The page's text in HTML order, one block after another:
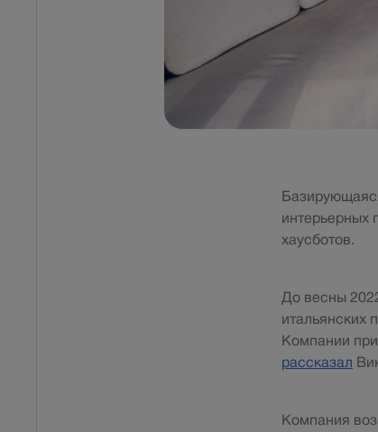
интерьерных
хаусботов.
До весны
итальянских
Компании
рассказал
Компания